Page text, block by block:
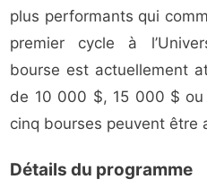
plus performants qui
premier cycle à
bourse est actuellement
de 10 000 $, 15 000 $
cinq bourses peuvent être
Détails du programme